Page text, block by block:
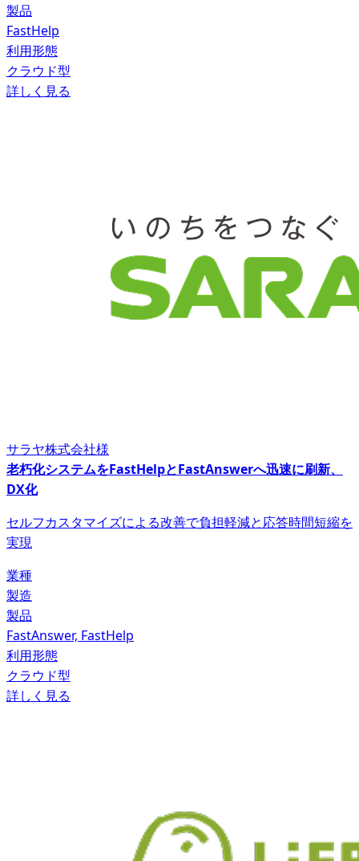
製品
FastHelp
利用形態
クラウド型
詳しく見る
サラヤ株式会社様
老朽化システムをFastHelpとFastAnswerへ迅速に刷新、
DX化
セルフカスタマイズによる改善で負担軽減と応答時間短縮を
実現
業種
製造
製品
FastAnswer, FastHelp
利用形態
クラウド型
詳しく見る